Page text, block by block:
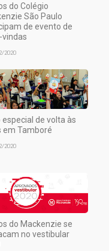
do Colégio
São Paulo
de evento de
vindas
2020
especial de volta às
em Tamboré
2020
do Mackenzie se
no vestibular